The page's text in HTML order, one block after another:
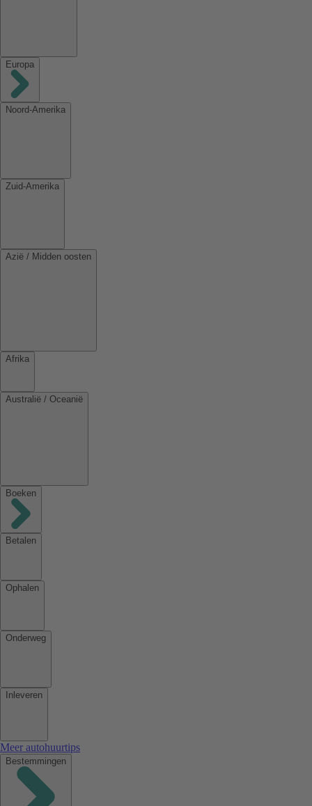
Europa
Noord-Amerika
Zuid-Amerika
Azië / Midden oosten
Afrika
Australië / Oceanië
Boeken
Betalen
Ophalen
Onderweg
Inleveren
Meer autohuurtips
Bestemmingen